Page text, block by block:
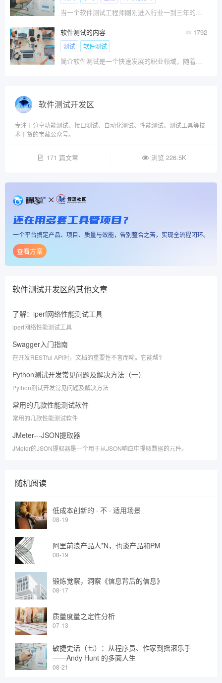
当一个软件测试工程师刚刚进入行业一到三年的时间?
软件测试的内容 1792
测试 软件测试
简介软件测试是一个快速发展的职业领域，随着信息技术的不断发展和应用，软件测试的重要性也越来越受到重视。
软件测试开发区
专注于分享功能测试、接口测试、自动化测试、性能测试、测试工具等技
术干货的宝藏公众号。
171 篇文章 浏览 226.5K
还在用多套工具管项目？
一个平台搞定产品、项目、质量与效能，告别整合之苦，实现全流程闭环。
查看方案
软件测试开发区的其他文章
了解：iperf网络性能测试工具
iperf网络性能测试工具
Swagger入门指南
在开发RESTful API时，文档的重要性不言而喻。它能帮?
Python测试开发常见问题及解决方法（一）
Python测试开发常见问题及解决方法
常用的几款性能测试软件
常用的几款性能测试软件
JMeter---JSON提取器
JMeter的JSON提取器是一个用于从JSON响应中提取数据的元件。
随机阅读
低成本创新的 · 不 · 适用场景
08-19
阿里前浪产品人*N，也谈产品和PM
08-19
锻炼觉察，洞察《信息背后的信息》
08-17
质量度量之定性分析
07-13
敏捷史话（七）：从程序员、作家到摇滚乐手
——Andy Hunt 的多面人生
08-21